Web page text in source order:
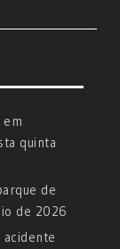
quinta
de
de 2026